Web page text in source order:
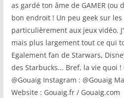
as gardé ton âme de GAMER (ou
bon endroit ! Un peu geek sur
particulièrement aux jeux vidéo.
mais plus largement tout ce qui
Egalement fan de Starwars,
des Starbucks... Bref, la vie quoi
@Gouaig Instagram : @Gouaig
Website : Gouaig.fr / Gouaig.com